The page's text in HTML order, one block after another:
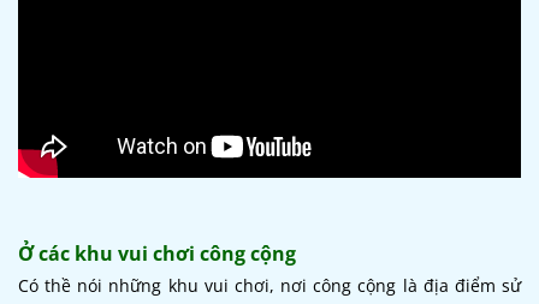
Ở các khu vui chơi công cộng
Có thề nói những khu vui chơi, nơi công cộng là địa điểm sử